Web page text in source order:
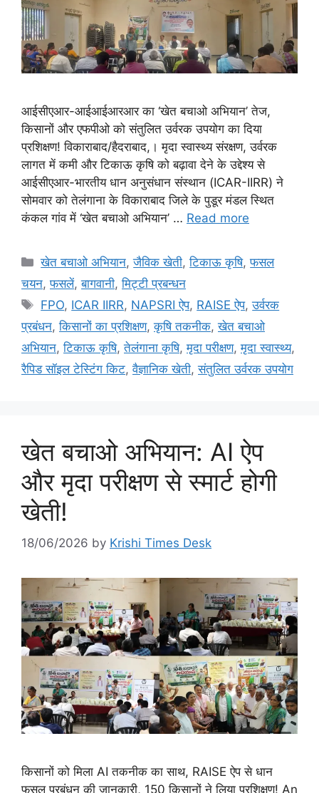
आईसीएआर-आईआईआरआर का ‘खेत बचाओ अभियान’ तेज,
किसानों और एफपीओ को संतुलित उर्वरक उपयोग का दिया
प्रशिक्षण! विकाराबाद/हैदराबाद,। मृदा स्वास्थ्य संरक्षण, उर्वरक
लागत में कमी और टिकाऊ कृषि को बढ़ावा देने के उद्देश्य से
आईसीएआर-भारतीय धान अनुसंधान संस्थान (ICAR-IIRR) ने
सोमवार को तेलंगाना के विकाराबाद जिले के पुडूर मंडल स्थित
कंकल गांव में ‘खेत बचाओ अभियान’ … Read more
खेत बचाओ अभियान,जैविक खेती,टिकाऊ कृषि,फसल
चयन,फसलें,बागवानी,मि‌ट्टी प्रबन्धन
FPO, ICAR IIRR, NAPSRI ऐप, RAISE ऐप,उर्वरक
प्रबंधन,किसानों का प्रशिक्षण,कृषि तकनीक,खेत बचाओ
अभियान,टिकाऊ कृषि,तेलंगाना कृषि,मृदा परीक्षण,मृदा स्वास्थ्य,
रैपिड सॉइल टेस्टिंग किट,वैज्ञानिक खेती,संतुलित उर्वरक उपयोग
खेत बचाओ अभियान: AI ऐप
और मृदा परीक्षण से स्मार्ट होगी
खेती!
18/06/2026 by Krishi Times Desk
किसानों को मिला AI तकनीक का साथ, RAISE ऐप से धान
फसल प्रबंधन की जानकारी, 150 किसानों ने लिया प्रशिक्षण! An